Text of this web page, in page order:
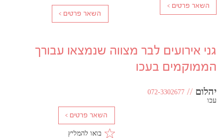
גני אירועים לבר מצווה שנמצאו עבורך
הממוקמים בעכו
יהלום //
072-3302677
עכו
בואו להמליץ